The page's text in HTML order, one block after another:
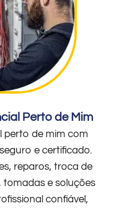
Perto de Mim
perto de mim com
e certificado.
reparos, troca de
tomadas e soluções
confiável,